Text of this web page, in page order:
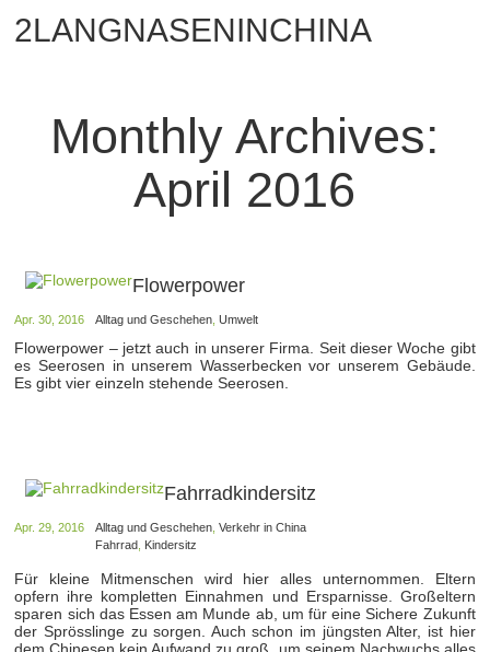
2LANGNASENINCHINA
Monthly Archives:
April 2016
Flowerpower
Apr. 30, 2016 Alltag und Geschehen ,Umwelt
Flowerpower – jetzt auch in unserer Firma. Seit dieser Woche gibt
es Seerosen in unserem Wasserbecken vor unserem Gebäude.
Es gibt vier einzeln stehende Seerosen.
Fahrradkindersitz
Apr. 29, 2016 Alltag und Geschehen ,Verkehr in China
Fahrrad Kindersitz
Für kleine Mitmenschen wird hier alles unternommen. Eltern
opfern ihre kompletten Einnahmen und Ersparnisse. Großeltern
sparen sich das Essen am Munde ab, um für eine Sichere Zukunft
der Sprösslinge zu sorgen. Auch schon im jüngsten Alter, ist hier